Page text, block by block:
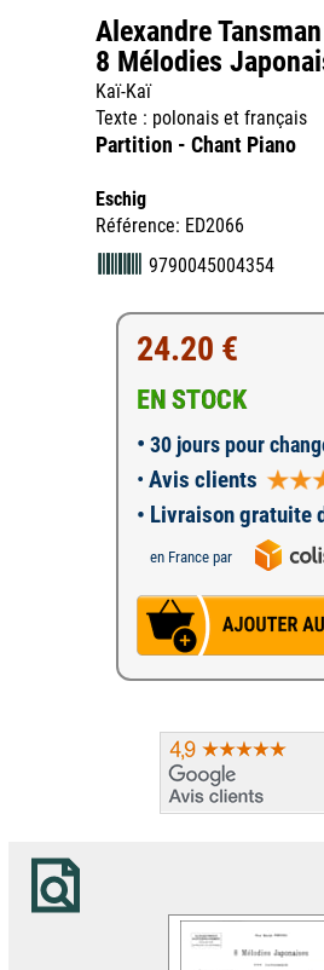
Alexandre Tansman
8 Mélodies
Kaï-Kaï
Texte : polonais et français
Partition - Chant Piano
Eschig
Référence: ED2066
9790045004354
24.20 €
EN STOCK
• 30 jours pour
• Avis clients
• Livraison gratuite
en France par